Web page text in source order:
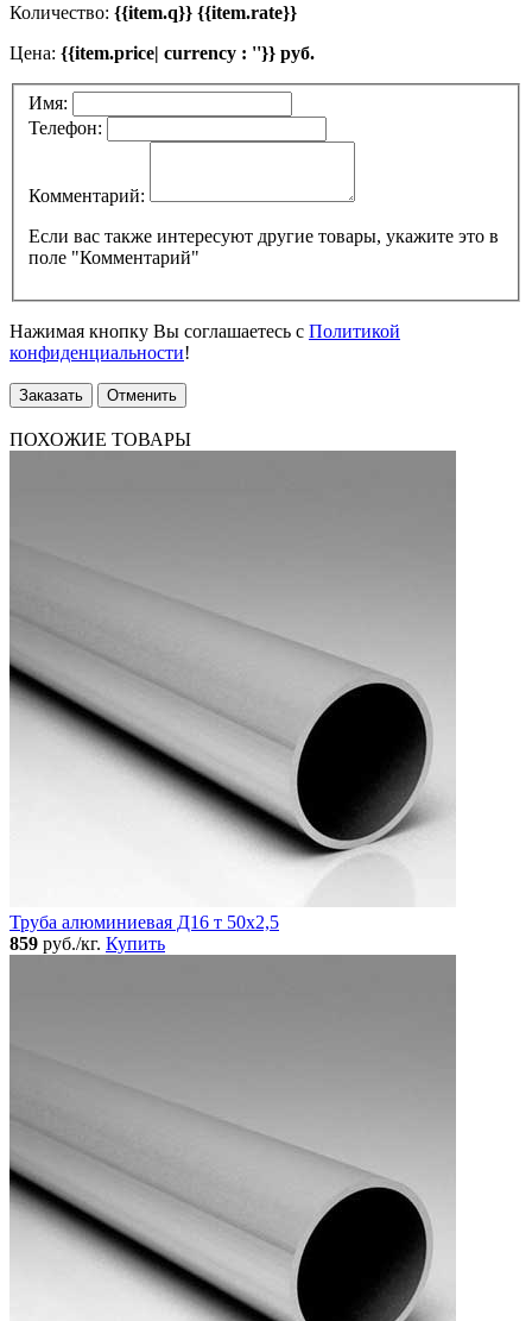
Количество: {{item.q}} {{item.rate}}
Цена: {{item.price| currency : ''}} руб.
Имя:
Телефон:
Комментарий:
Если вас также интересуют другие товары, укажите это в
поле "Комментарий"
Нажимая кнопку Вы соглашаетесь с Политикой
конфиденциальности!
Заказать Отменить
ПОХОЖИЕ ТОВАРЫ
Труба алюминиевая Д16 т 50х2,5
859 руб./кг. Купить